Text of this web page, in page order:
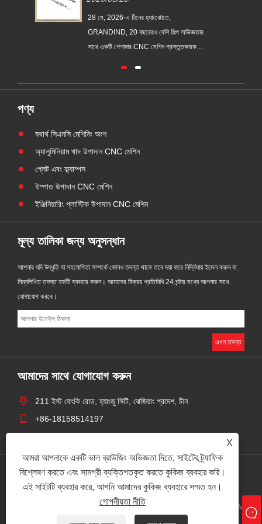
X
আমরা আপনাকে একটি ভাল ব্রাউজিং অভিজ্ঞতা দিতে, সাইটের ট্র্যাফিক
বিশ্লেষণ করতে এবং সামগ্রী ব্যক্তিগতকৃত করতে কুকিজ ব্যবহার করি।
এই সাইটটি ব্যবহার করে, আপনি আমাদের কুকিজ ব্যবহারে সম্মত হন।
গোপনীয়তা নীতি
বুশিং GI-CNC-ST-009
26 মে, 2026-এ চীনের হ্যাংঝোতে,
GRANDIND, 20 বছরেরও বেশি শিল্প অভিজ্ঞতা
সহ একটি পেশাদার CNC মেশিন প্রস্তুতকারক,
উপাদানটি টেকসই, উচ্চ-নির্ভুল আবাসন এবং ভারী-শুল্ক
করেছে। এই
পণ্য
যথার্থ সিএনসি মেশিনিং অংশ
অ্যালুমিনিয়াম খাদ উপাদান CNC মেশিন
প্লেট এবং ক্ল্যাম্পস
ইস্পাত উপাদান CNC মেশিন
ইঞ্জিনিয়ারিং প্লাস্টিক উপাদান CNC মেশিন
মূল্য তালিকা জন্য অনুসন্ধান
আপনার যদি উদ্ধৃতি বা সহযোগিতা সম্পর্কে কোনও তদন্ত থাকে তবে দয়া করে নির্দ্বিধায় ইমেল করুন বা
নিম্নলিখিত তদন্ত ফর্মটি ব্যবহার করুন। আমাদের বিক্রয় প্রতিনিধি 24 ঘন্টার মধ্যে আপনার সাথে
যোগাযোগ করবে।
আমাদের সাথে যোগাযোগ করুন
211 ইস্ট ফেংকি রোড, হ্যাংজু সিটি, ঝেজিয়াং প্রদেশ, চীন
+86-18158514197
Links Sitemap RSS XML
কপিরাইট © 2025 Hangzhou Grand Import and Export Co., Ltd. সর্বস্বত্ব